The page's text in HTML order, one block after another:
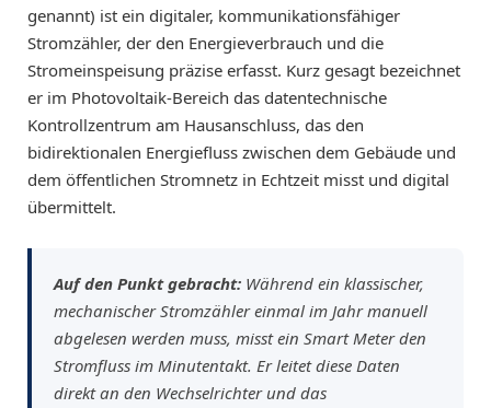
genannt) ist ein digitaler, kommunikationsfähiger
Stromzähler, der den Energieverbrauch und die
Stromeinspeisung präzise erfasst. Kurz gesagt bezeichnet
er im Photovoltaik-Bereich das datentechnische
Kontrollzentrum am Hausanschluss, das den
bidirektionalen Energiefluss zwischen dem Gebäude und
dem öffentlichen Stromnetz in Echtzeit misst und digital
übermittelt.
Auf den Punkt gebracht: Während ein klassischer,
mechanischer Stromzähler einmal im Jahr manuell
abgelesen werden muss, misst ein Smart Meter den
Stromfluss im Minutentakt. Er leitet diese Daten
direkt an den Wechselrichter und das